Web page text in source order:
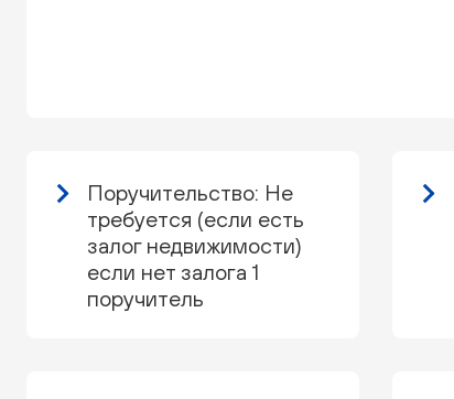
Поручительство: Не
требуется (если есть
залог недвижимости)
если нет залога 1
поручитель